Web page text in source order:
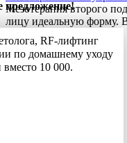
Мезотерапия второго
лицу идеальную форму.
предложение!
RF-лифтинг
по домашнему уходу
вместо 10 000.